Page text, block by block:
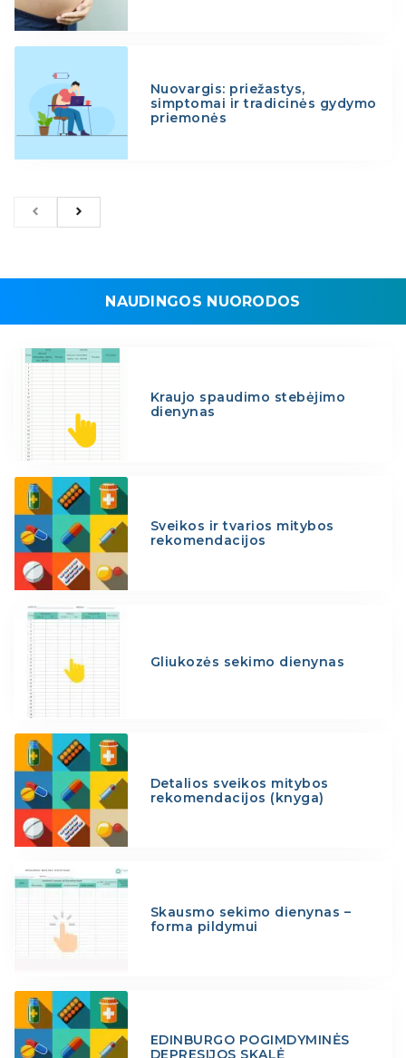
Nuovargis: priežastys,
simptomai ir tradicinės gydymo
priemonės
NAUDINGOS NUORODOS
Kraujo spaudimo stebėjimo
dienynas
Sveikos ir tvarios mitybos
rekomendacijos
Gliukozės sekimo dienynas
Detalios sveikos mitybos
rekomendacijos (knyga)
Skausmo sekimo dienynas –
forma pildymui
EDINBURGO POGIMDYMINĖS
DEPRESIJOS SKALĖ